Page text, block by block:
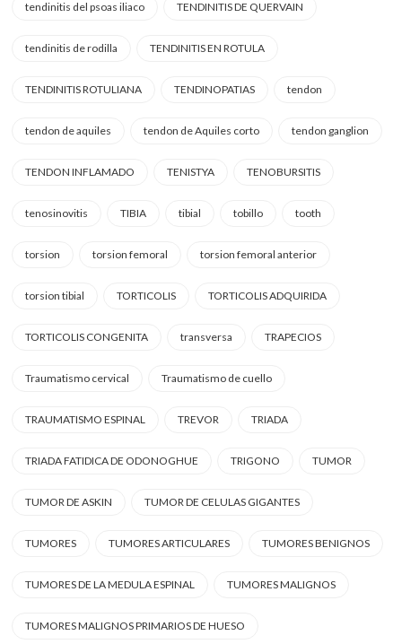
tendinitis del psoas iliaco TENDINITIS DE QUERVAIN
tendinitis de rodilla TENDINITIS EN ROTULA
TENDINITIS ROTULIANA TENDINOPATIAS tendon
tendon de aquiles tendon de Aquiles corto tendon ganglion
TENDON INFLAMADO TENISTYA TENOBURSITIS
tenosinovitis TIBIA tibial tobillo tooth
torsion torsion femoral torsion femoral anterior
torsion tibial TORTICOLIS TORTICOLIS ADQUIRIDA
TORTICOLIS CONGENITA transversa TRAPECIOS
Traumatismo cervical Traumatismo de cuello
TRAUMATISMO ESPINAL TREVOR TRIADA
TRIADA FATIDICA DE ODONOGHUE TRIGONO TUMOR
TUMOR DE ASKIN TUMOR DE CELULAS GIGANTES
TUMORES TUMORES ARTICULARES TUMORES BENIGNOS
TUMORES DE LA MEDULA ESPINAL TUMORES MALIGNOS
TUMORES MALIGNOS PRIMARIOS DE HUESO